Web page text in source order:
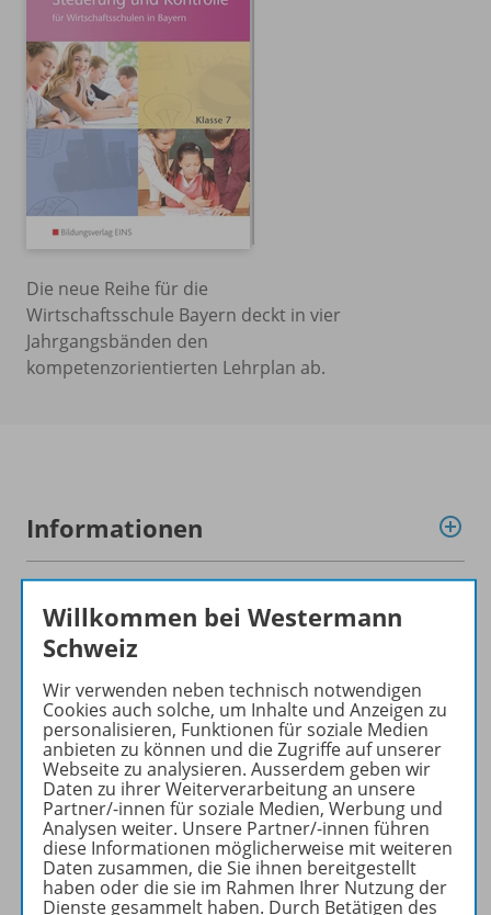
Die neue Reihe für die
Wirtschaftsschule Bayern deckt in vier
Jahrgangsbänden den
kompetenzorientierten Lehrplan ab.
Informationen
Hinweis für Gesamtprogramm
Produkte der Reihe
Konzept
Empfehlungen der Redaktion
Willkommen bei Westermann
Schweiz
Wir verwenden neben technisch notwendigen
Cookies auch solche, um Inhalte und Anzeigen zu
personalisieren, Funktionen für soziale Medien
anbieten zu können und die Zugriffe auf unserer
Webseite zu analysieren. Ausserdem geben wir
Daten zu ihrer Weiterverarbeitung an unsere
Partner/-innen für soziale Medien, Werbung und
Analysen weiter. Unsere Partner/-innen führen
diese Informationen möglicherweise mit weiteren
Daten zusammen, die Sie ihnen bereitgestellt
haben oder die sie im Rahmen Ihrer Nutzung der
Dienste gesammelt haben. Durch Betätigen des